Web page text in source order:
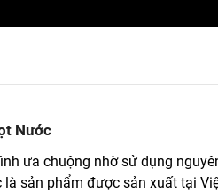
Nước
ưa chuộng nhờ sử dụng
sản phẩm được sản xuất tại